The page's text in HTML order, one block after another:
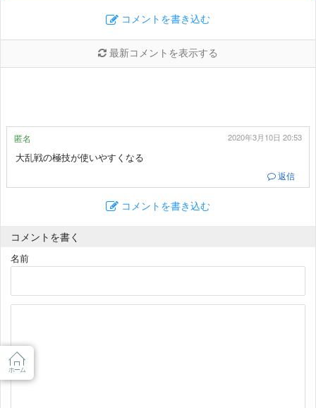
コメントを書き込む
最新コメントを表示する
匿名 2020年3月10日 20:53
大乱戦の極技が使いやすくなる
返信
コメントを書き込む
コメントを書く
名前
ホーム